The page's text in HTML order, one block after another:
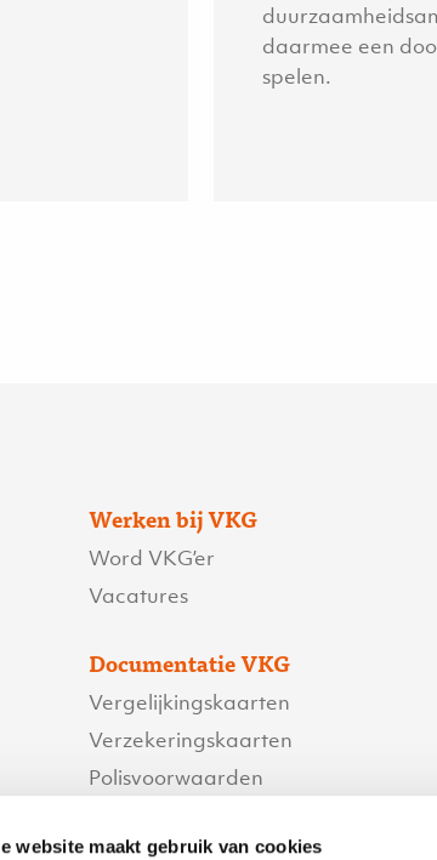
website maakt gebruik van cookies
daarmee een
spelen.
Werken bij VKG
Word VKG’er
Vacatures
Documentatie VKG
Vergelijkingskaarten
Verzekeringskaarten
Polisvoorwaarden